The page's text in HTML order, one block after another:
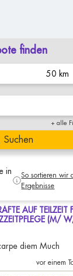
finden
+ alle
Suchen
in
So sortieren wir
Ergebnisse
AUF TEILZEIT
(M/
diem Much
vor einem